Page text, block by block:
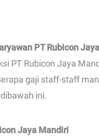
PT Rubicon
PT Rubicon Jaya
gaji staff-staff
ini.
Jaya Mandiri